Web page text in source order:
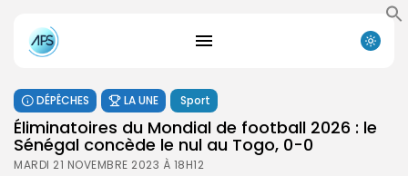
DÉPÊCHES LA UNE Sport
Éliminatoires du Mondial de football 2026 : le
Sénégal concède le nul au Togo, 0-0
MARDI 21 NOVEMBRE 2023 À 18H12